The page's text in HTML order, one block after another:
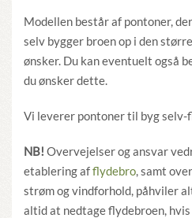
Modellen består af pontoner,
selv bygger broen op i den
ønsker. Du kan eventuelt også
du ønsker dette.
Vi leverer pontoner til byg selv-
NB! Overvejelser og ansvar
etablering afflydebro, samt
strøm og vindforhold, påhviler
altid at nedtage flydebroen,